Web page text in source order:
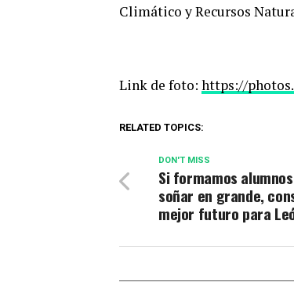
Climático y Recursos
Link de foto: https://
RELATED TOPICS:
DON'T MISS
Si formamos
soñar en grande,
mejor futuro para